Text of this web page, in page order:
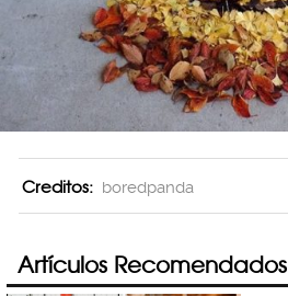
Creditos: boredpanda
Artículos Recomendados